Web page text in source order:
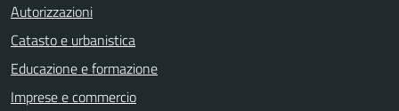
Autorizzazioni
Catasto e urbanistica
Educazione e formazione
Imprese e commercio